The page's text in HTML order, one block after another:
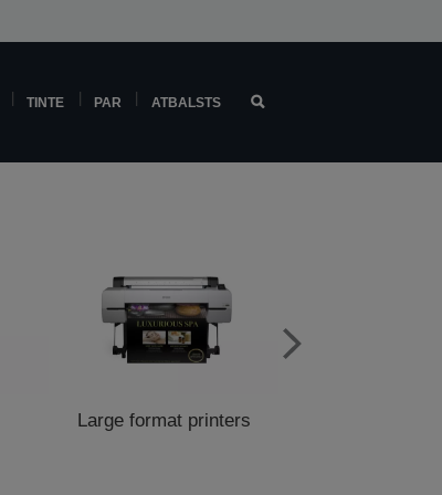
TINTE PAR ATBALSTS
Large format printers